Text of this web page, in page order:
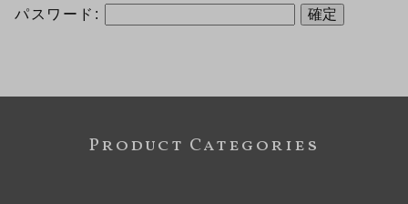
パスワード:
Product Categories